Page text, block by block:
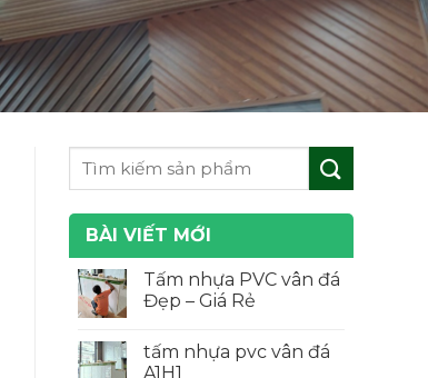
BÀI VIẾT MỚI
Tấm nhựa PVC vân đá
Đẹp – Giá Rẻ
tấm nhựa pvc vân đá
A1H1